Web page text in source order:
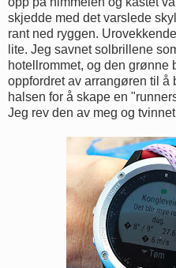
skjedde med det varslede
rant ned ryggen.
lite. Jeg savnet solbrillene
hotellrommet, og den grønne
oppfordret av arrangøren til
halsen for å skape en
Jeg rev den av meg og